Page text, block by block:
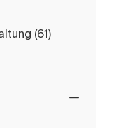
(61)Arbeitsplätze